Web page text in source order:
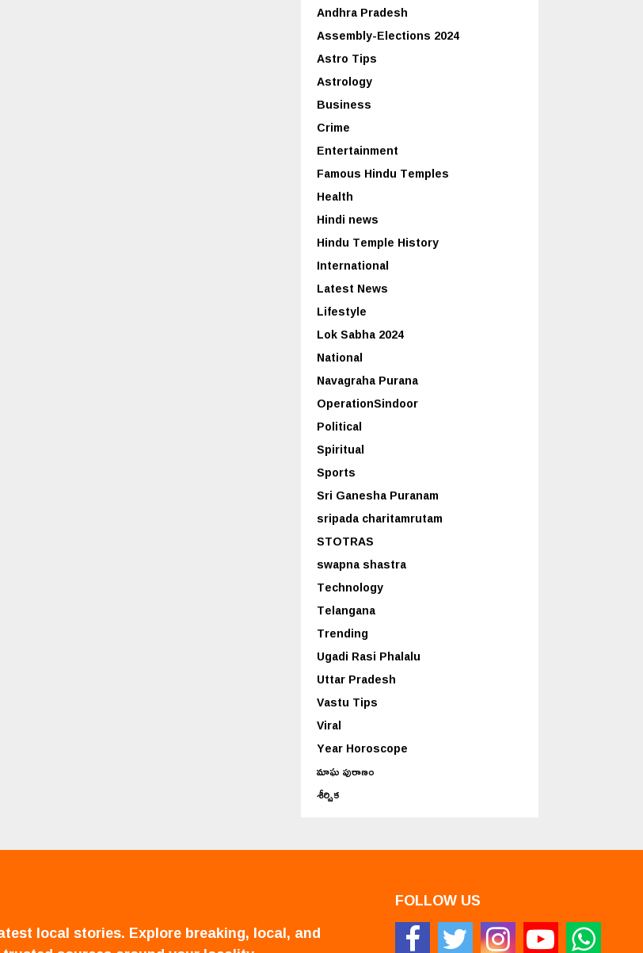
Andhra Pradesh
Assembly-Elections 2024
Astro Tips
Astrology
Business
Crime
Entertainment
Famous Hindu Temples
Health
Hindi news
Hindu Temple History
International
Latest News
Lifestyle
Lok Sabha 2024
National
Navagraha Purana
OperationSindoor
Political
Spiritual
Sports
Sri Ganesha Puranam
sripada charitamrutam
STOTRAS
swapna shastra
Technology
Telangana
Trending
Ugadi Rasi Phalalu
Uttar Pradesh
Vastu Tips
Viral
Year Horoscope
మాఘ పురాణం
శీర్షిక
local stories. Explore breaking, local, and
FOLLOW US